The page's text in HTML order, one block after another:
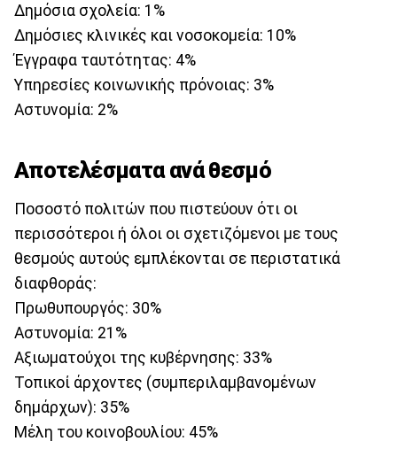
Δημόσια σχολεία: 1%
Δημόσιες κλινικές και νοσοκομεία: 10%
Έγγραφα ταυτότητας: 4%
Υπηρεσίες κοινωνικής πρόνοιας: 3%
Αστυνομία: 2%
Αποτελέσματα ανά θεσμό
Ποσοστό πολιτών που πιστεύουν ότι οι
περισσότεροι ή όλοι οι σχετιζόμενοι με τους
θεσμούς αυτούς εμπλέκονται σε περιστατικά
διαφθοράς:
Πρωθυπουργός: 30%
Αστυνομία: 21%
Αξιωματούχοι της κυβέρνησης: 33%
Τοπικοί άρχοντες (συμπεριλαμβανομένων
δημάρχων): 35%
Μέλη του κοινοβουλίου: 45%